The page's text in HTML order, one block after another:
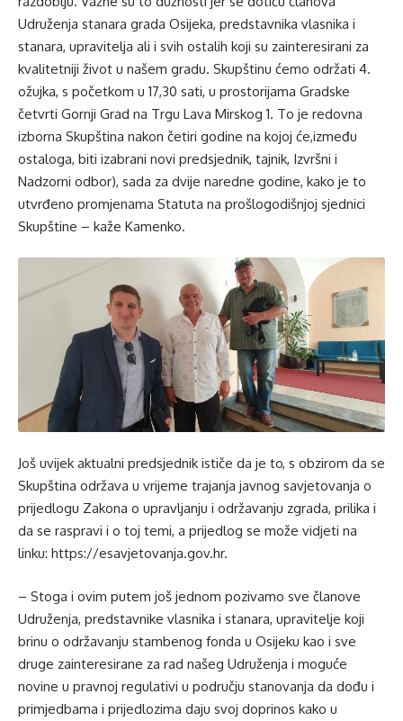
Udruženja stanara grada Osijeka, predstavnika vlasnika i
stanara, upravitelja ali i svih ostalih koji su zainteresirani za
kvalitetniji život u našem gradu. Skupštinu ćemo održati 4.
ožujka, s početkom u 17,30 sati, u prostorijama Gradske
četvrti Gornji Grad na Trgu Lava Mirskog 1. To je redovna
izborna Skupština nakon četiri godine na kojoj će,između
ostaloga, biti izabrani novi predsjednik, tajnik, Izvršni i
Nadzorni odbor), sada za dvije naredne godine, kako je to
utvrđeno promjenama Statuta na prošlogodišnjoj sjednici
Skupštine – kaže Kamenko.
Još uvijek aktualni predsjednik ističe da je to, s obzirom da se
Skupština održava u vrijeme trajanja javnog savjetovanja o
prijedlogu Zakona o upravljanju i održavanju zgrada, prilika i
da se raspravi i o toj temi, a prijedlog se može vidjeti na
linku: https://esavjetovanja.gov.hr.
– Stoga i ovim putem još jednom pozivamo sve članove
Udruženja, predstavnike vlasnika i stanara, upravitelje koji
brinu o održavanju stambenog fonda u Osijeku kao i sve
druge zainteresirane za rad našeg Udruženja i moguće
novine u pravnoj regulativi u području stanovanja da dođu i
primjedbama i prijedlozima daju svoj doprinos kako u